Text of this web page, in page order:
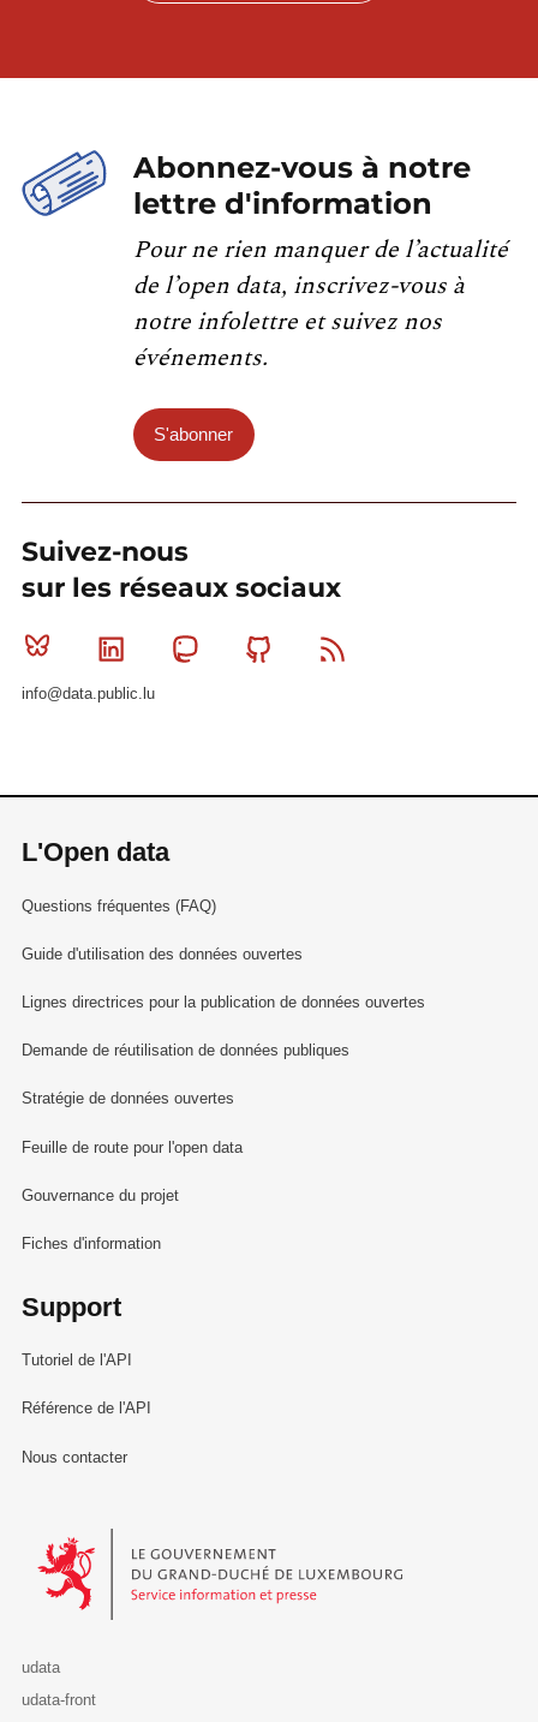
Abonnez-vous à notre
lettre d'information
Pour ne rien manquer de l’actualité
de l’open data, inscrivez-vous à
notre infolettre et suivez nos
événements.
S'abonner
Suivez-nous
sur les réseaux sociaux
Bluesky Linkedin MastodonGithub
info@data.public.lu
L'Open data
Questions fréquentes (FAQ)
Guide d'utilisation des données ouvertes
Lignes directrices pour la publication de données ouvertes
Demande de réutilisation de données publiques
Stratégie de données ouvertes
Feuille de route pour l'open data
Gouvernance du projet
Fiches d'information
Support
Tutoriel de l'API
Référence de l'API
Nous contacter
Le Gouvernement du Grand-Duché de Luxembourg - Service
udata
udata-front